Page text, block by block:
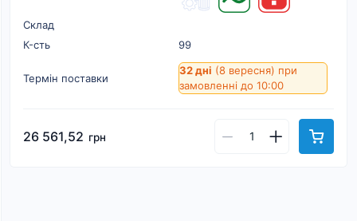
Склад
К-cть
99
Термін поставки
32 дні (8 вересня) при
замовленні до 10:00
26 561,52 грн